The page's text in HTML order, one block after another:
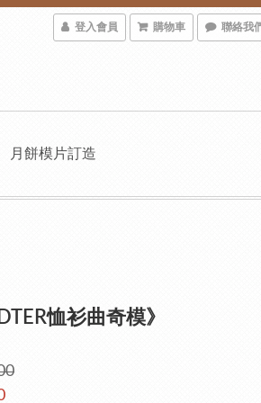
登入會員 購物車 聯絡我
月餅模片訂造
恤衫曲奇模》